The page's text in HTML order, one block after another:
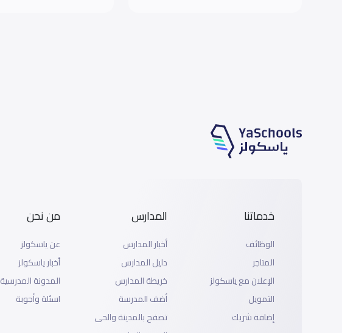
خدماتنا
الوظائف
المتاجر
الإعلان مع ياسكولز
التمويل
إضافة شريك
المدارس
أخبار المدارس
دليل المدارس
خريطة المدارس
أضف المدرسة
تصفح بالمدينة والحى
من نحن
عن ياسكولز
أخبار ياسكولز
المدونة المدرسية
اسئلة وأجوبة